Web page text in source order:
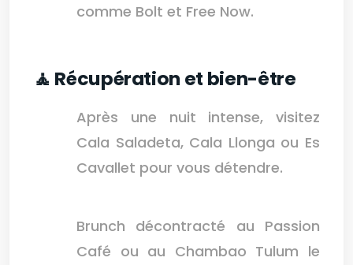
comme Bolt et Free Now.
🧘 Récupération et bien-être
Après une nuit intense, visitez
Cala Saladeta, Cala Llonga ou Es
Cavallet pour vous détendre.
Brunch décontracté au Passion
Café ou au Chambao Tulum le